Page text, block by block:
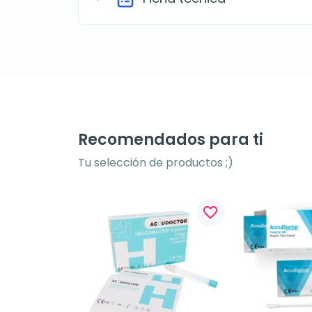
Recomendados para ti
Tu selección de productos ;)
favorite_border